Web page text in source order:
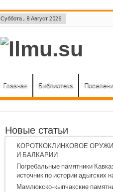
Суббота , 8 Август 2026
Главная Библиотека
Новые статьи
КОРОТКОКЛИНКОВОЕ
И БАЛКАРИИ
Погребальные памятники
источник по истории адыгских
Мамлюкско-кыпчакские